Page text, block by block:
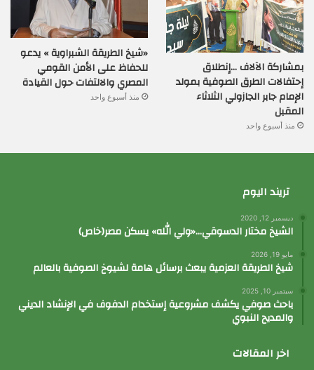
بمشاركة الآلاف …إنطلاق
إحتفالات الطرق الصوفية بمولد
الإمام جابر الجازولي الثلاثاء
المقبل
منذ أسبوع واحد
«شيخ الطريقة الشبراوية » يدعو
للحفاظ على الأمن القومي
المصري والالتفات حول القيادة
منذ أسبوع واحد
تريند اليوم
ديسمبر 12, 2020
الشيخ مختار الدسوقي…«ولي الله» يسكن مصر(خاص)
مايو 19, 2026
شيخ الطريقة العزمية يبعث برسائل هامة لشيوخ الصوفية بالعالم
سبتمبر 10, 2025
باحث صوفي يكشف مشروعية إستخدام الدفوف في الإنشاد الديني
والمديح النبوي
اخر المقالات